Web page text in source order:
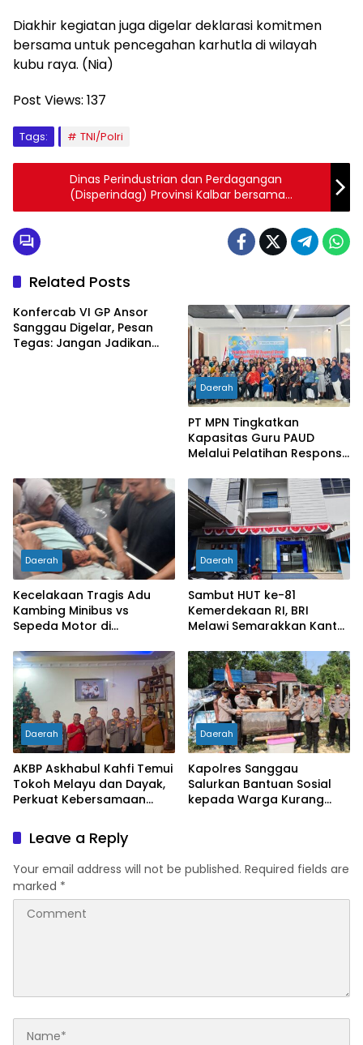
Diakhir kegiatan juga digelar deklarasi komitmen
bersama untuk pencegahan karhutla di wilayah
kubu raya. (Nia)
Post Views: 137
Tags: TNI/Polri
Dinas Perindustrian dan Perdagangan
(Disperindag) Provinsi Kalbar bersama
Disperindag Kabupaten Bengkayang Gelar
Related Posts
Konfercab VI GP Ansor
Sanggau Digelar, Pesan
Tegas: Jangan Jadikan
Daerah
PT MPN Tingkatkan
Kapasitas Guru PAUD
Melalui Pelatihan Responsif
Daerah
Kecelakaan Tragis Adu
Kambing Minibus vs
Sepeda Motor di
Meninggal Dunia
Daerah
Sambut HUT ke-81
Kemerdekaan RI, BRI
Melawi Semarakkan Kantor
Putih
Daerah
AKBP Askhabul Kahfi Temui
Tokoh Melayu dan Dayak,
Perkuat Kebersamaan
Daerah
Kapolres Sanggau
Salurkan Bantuan Sosial
kepada Warga Kurang
Masyarakat
Leave a Reply
Your email address will not be published. Required fields are
marked *